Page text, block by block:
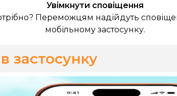
Увімкнути сповіщення
Переможцям надійдуть
мобільному застосунку.
застосунку